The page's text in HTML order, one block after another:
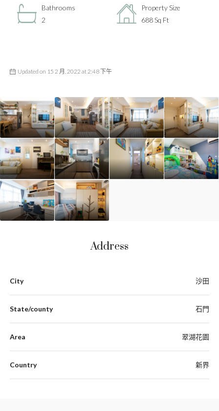
Bathrooms
2
Property Size
688 Sq Ft
Updated on 15 2 月, 2022 at 2:48 下午
Address
City 沙田
State/county 石門
Area 翠湖花園
Country 新界